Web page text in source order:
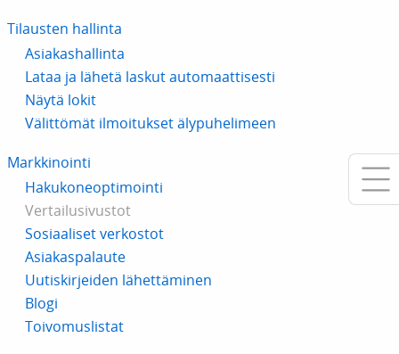
Tilausten hallinta
Asiakashallinta
Lataa ja lähetä laskut automaattisesti
Näytä lokit
Välittömät ilmoitukset älypuhelimeen
Markkinointi
Hakukoneoptimointi
Vertailusivustot
Sosiaaliset verkostot
Asiakaspalaute
Uutiskirjeiden lähettäminen
Blogi
Toivomuslistat